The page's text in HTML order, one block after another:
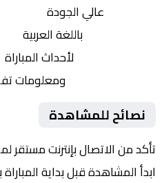
عالي الجودة
باللغة العربية
لأحداث المباراة
ومعلومات
نصائح للمشاهدة
تأكد من الاتصال بإنترنت مستقر
ابدأ المشاهدة قبل بداية المباراة بـ 10